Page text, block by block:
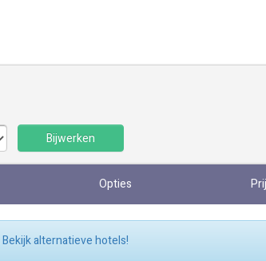
Bijwerken
Opties
Bekijk alternatieve hotels!